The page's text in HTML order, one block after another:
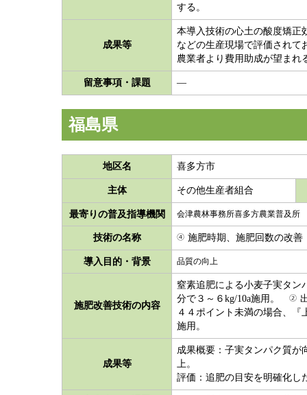
する。
成果等
本導入技術の心土の酸度矯正
などの生産現場で評価され
農業者より費用助成が望まれ
留意事項・課題 ―
福島県
地区名 喜多方市
主体 その他生産者組合
最寄りの普及指導機関 会津農林事務所喜多方農業普及所
技術の名称 施肥時期、施肥回数の改善
導入目的・背景 品質の向上
施肥改善技術の内容
窒素追肥による小麦子実タ
分で３～６kg/10a施用。
４４ポイント未満の場合、『
施用。
成果等
成果概要：子実タンパク質が
上。
評価：追肥の目安を明確化し